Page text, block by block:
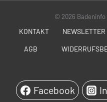
© 2026
KONTAKT NEWSLETTER
AGB
Facebook